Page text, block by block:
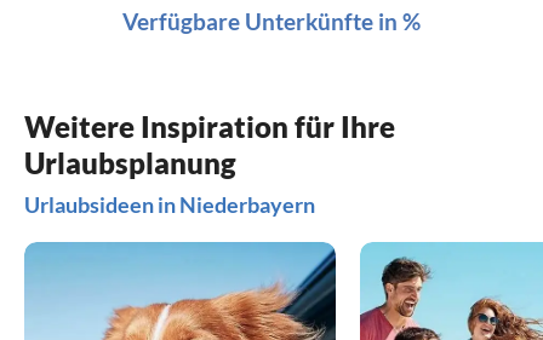
Verfügbare Unterkünfte in %
Weitere Inspiration für Ihre
Urlaubsplanung
Urlaubsideen in Niederbayern